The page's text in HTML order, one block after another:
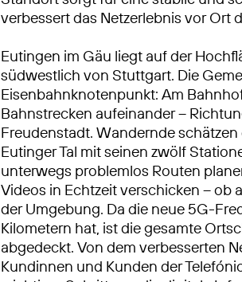
verbessert das Netzerlebnis vor Ort
Eutingen im Gäu liegt auf der
südwestlich von Stuttgart. Die
Eisenbahnknotenpunkt: Am
Bahnstrecken aufeinander –
Freudenstadt. Wandernde
Eutinger Tal mit seinen zwölf
unterwegs problemlos Routen
Videos in Echtzeit verschicken –
der Umgebung. Da die neue 5G-
Kilometern hat, ist die gesamte
abgedeckt. Von dem verbesserten
Kundinnen und Kunden der